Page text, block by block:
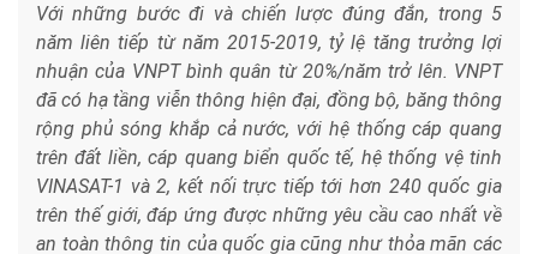
Với những bước đi và chiến lược đúng đắn, trong 5
năm liên tiếp từ năm 2015-2019, tỷ lệ tăng trưởng lợi
nhuận của VNPT bình quân từ 20%/năm trở lên. VNPT
đã có hạ tầng viễn thông hiện đại, đồng bộ, băng thông
rộng phủ sóng khắp cả nước, với hệ thống cáp quang
trên đất liền, cáp quang biển quốc tế, hệ thống vệ tinh
VINASAT-1 và 2, kết nối trực tiếp tới hơn 240 quốc gia
trên thế giới, đáp ứng được những yêu cầu cao nhất về
an toàn thông tin của quốc gia cũng như thỏa mãn các